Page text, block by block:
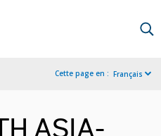
Cette page en : Français